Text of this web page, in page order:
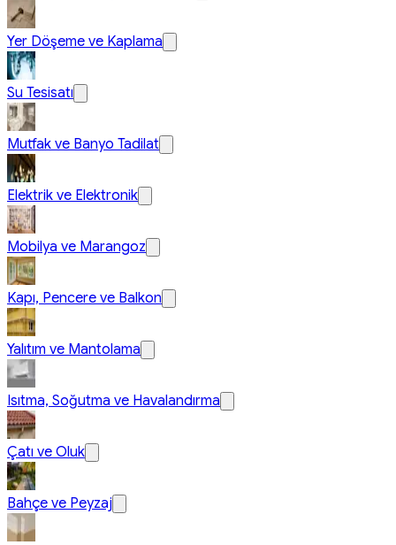
Yer Döşeme ve Kaplama
Su Tesisatı
Mutfak ve Banyo Tadilat
Elektrik ve Elektronik
Mobilya ve Marangoz
Kapı, Pencere ve Balkon
Yalıtım ve Mantolama
Isıtma, Soğutma ve Havalandırma
Çatı ve Oluk
Bahçe ve Peyzaj